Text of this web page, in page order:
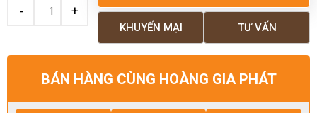
TƯ VẤN
KHUYẾN MẠI
BÁN HÀNG CÙNG HOÀNG GIA PHÁT